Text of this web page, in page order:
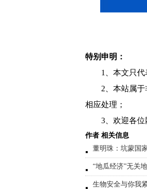
特别申明：
1、本文只
2、本站属
相应处理；
3、欢迎各位
作者 相关信息
董明珠：坑蒙国
“地瓜经济”无关
生物安全与你我